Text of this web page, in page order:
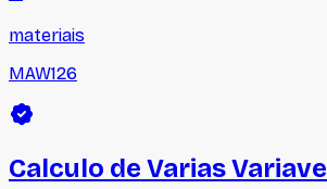
materiais
MAW126
Calculo de Varias